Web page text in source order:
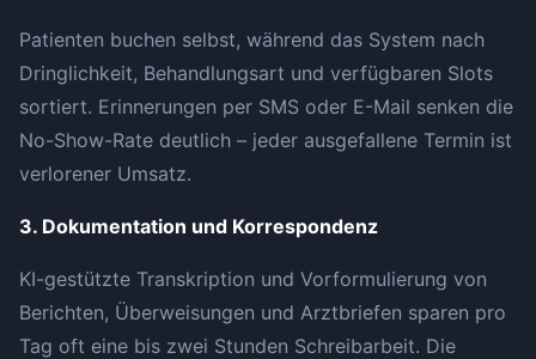
Patienten buchen selbst, während das System nach
Dringlichkeit, Behandlungsart und verfügbaren Slots
sortiert. Erinnerungen per SMS oder E-Mail senken die
No-Show-Rate deutlich – jeder ausgefallene Termin ist
verlorener Umsatz.
3. Dokumentation und Korrespondenz
KI-gestützte Transkription und Vorformulierung von
Berichten, Überweisungen und Arztbriefen sparen pro
Tag oft eine bis zwei Stunden Schreibarbeit. Die